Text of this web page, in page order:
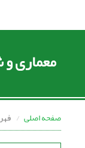
معماری
صفحه اصلی